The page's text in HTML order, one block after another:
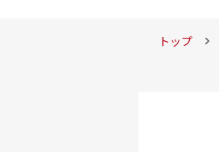
トップ